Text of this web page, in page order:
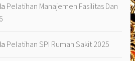
Pelatihan Manajemen Fasilitas Dan
Pelatihan SPI Rumah Sakit 2025